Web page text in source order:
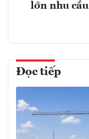
lớn nhu
Đọc tiếp